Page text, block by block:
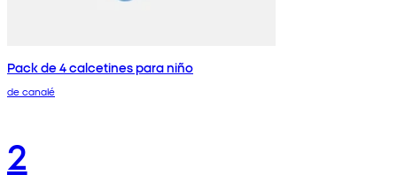
Pack de 4 calcetines para niño
de canalé
2